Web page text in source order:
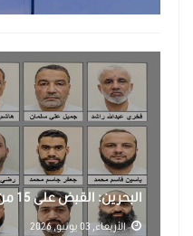
البحرين: القبض على 15 من عملاء الحرس الثوري
الأربعاء, 03 يونيو, 2026